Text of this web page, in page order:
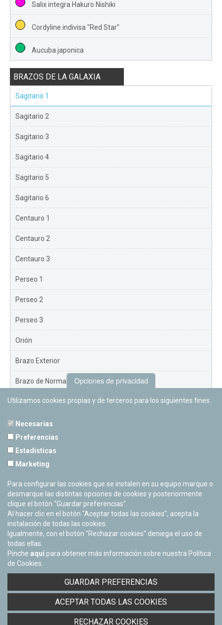
Salix integra Hakuro Nishiki
Cordyline indivisa "Red Star"
Aucuba japonica
BRAZOS DE LA GALAXIA
Sagitario 1
Sagitario 2
Sagitario 3
Sagitario 4
Sagitario 5
Sagitario 6
Centauro 1
Centauro 2
Centauro 3
Perseo 1
Perseo 2
Perseo 3
Orión
Brazo Exterior
Brazo de Norma
Nuevo Exterior
Cerrado Temporalmente
Facebook
Twitter
Youtube
Flickr
Política de privacidad y Aviso legal
Derecho de acceso a información pública
Opciones de privacidad
Utilizamos cookies propias y de terceros para los siguientes fines:
Necesarias
Preferencias
Estadísticas
Marketing
Para configurar las cookies que se instalen en su equipo marque o
desmarque las distintas opciones de cookies y posteriormente
clique el botón "Guardar preferencias".
Al hacer clic en el botón "Aceptar todas las cookies", acepta la
instalación de todas las cookies.
Igualmente, con el botón "Rechazar cookies" deniega el uso de
todas ellas.
Pinche aquí para obtener más información sobre nuestra Política
de Cookies.
GUARDAR PREFERENCIAS
ACEPTAR TODAS LAS COOKIES
RECHAZAR COOKIES